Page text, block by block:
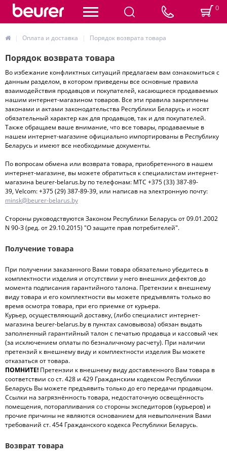
0
Оплата и доставка Порядок возврата товара
Порядок возврата товара
Во избежание конфликтных ситуаций предлагаем вам ознакомиться с
данным разделом, в котором приведены все основные правила
взаимодействия продавцов и покупателей, касающиеся продаваемых
нашим интернет-магазином товаров. Все эти правила закреплены
законами и актами законодательства Республики Беларусь и носят
обязательный характер как для продавцов, так и для покупателей.
Также обращаем ваше внимание, что все товары, продаваемые в
нашем интернет-магазине официально импортированы в Республику
Беларусь и имеют все необходимые документы.
По вопросам обмена или возврата товара, приобретенного в нашем
интернет-магазине, вы можете обратиться к специалистам интернет-
магазина beurer-belarus.by по телефонам: МТС +375 (33) 387-89-
39, Velcom: +375 (29) 387-89-39, или написав на электронную почту:
minsk@beurer-belarus.by
Стороны руководствуются Законом Республики Беларусь от 09.01.2002
N 90-З (ред. от 29.10.2015) "О защите прав потребителей".
Получение товара
При получении заказанного Вами товара обязательно убедитесь в
комплектности изделия и отсутствии у него внешних дефектов до
момента подписания гарантийного талона. Претензии к внешнему
виду товара и его комплектности вы можете предъявлять только во
время осмотра товара, при его приемке от курьера.
Курьер, осуществляющий доставку, (либо специалист интернет-
магазина beurer-belarus.by в пунктах самовывоза) обязан выдать
заполненный гарантийный талон с печатью продавца и кассовый чек
(за исключением оплаты по безналичному расчету). При наличии
претензий к внешнему виду и комплектности изделия Вы можете
отказаться от товара.
ПОМНИТЕ! Претензии к внешнему виду доставленного Вам товара в
соответствии со ст. 428 и 429 Гражданским кодексом Республики
Беларусь Вы можете предъявить только до его передачи продавцом.
Ссылки на загрязнённость товара, недостаточную освещённость
помещения, поторапливания со стороны экспедиторов (курьеров) и
прочие причины не являются основанием для невыполнения Вами
требований ст. 454 Гражданского кодекса Республики Беларусь.
Возврат товара